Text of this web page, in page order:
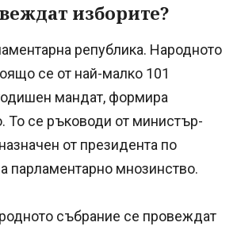
изборите?
република. Народното
се от най-малко 101
мандат, формира
То се ръководи от министър-
от президента по
парламентарно мнозинство.
събрание се провеждат